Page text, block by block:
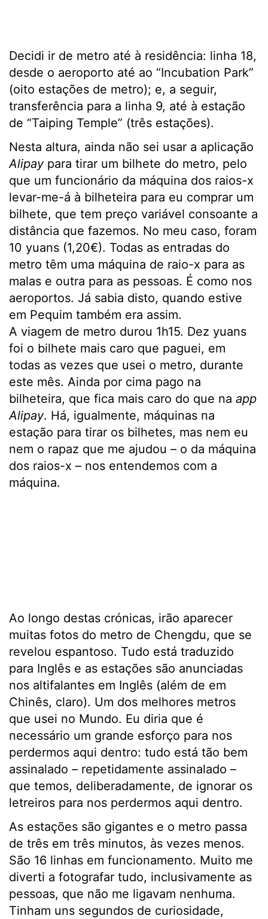
Decidi ir de metro até à residência: linha 18,
desde o aeroporto até ao “Incubation Park”
(oito estações de metro); e, a seguir,
transferência para a linha 9, até à estação
de “Taiping Temple” (três estações).
Nesta altura, ainda não sei usar a aplicação
Alipaypara tirar um bilhete do metro, pelo
que um funcionário da máquina dos raios-x
levar-me-á à bilheteira para eu comprar um
bilhete, que tem preço variável consoante a
distância que fazemos. No meu caso, foram
10 yuans (1,20€). Todas as entradas do
metro têm uma máquina de raio-x para as
malas e outra para as pessoas. É como nos
aeroportos. Já sabia disto, quando estive
em Pequim também era assim.
A viagem de metro durou 1h15. Dez yuans
foi o bilhete mais caro que paguei, em
todas as vezes que usei o metro, durante
este mês. Ainda por cima pago na
bilheteira, que fica mais caro do que na app
Alipay. Há, igualmente, máquinas na
estação para tirar os bilhetes, mas nem eu
nem o rapaz que me ajudou – o da máquina
dos raios-x – nos entendemos com a
máquina.
Ao longo destas crónicas, irão aparecer
muitas fotos do metro de Chengdu, que se
revelou espantoso. Tudo está traduzido
para Inglês e as estações são anunciadas
nos altifalantes em Inglês (além de em
Chinês, claro). Um dos melhores metros
que usei no Mundo. Eu diria que é
necessário um grande esforço para nos
perdermos aqui dentro: tudo está tão bem
assinalado – repetidamente assinalado –
que temos, deliberadamente, de ignorar os
letreiros para nos perdermos aqui dentro.
As estações são gigantes e o metro passa
de três em três minutos, às vezes menos.
São 16 linhas em funcionamento. Muito me
diverti a fotografar tudo, inclusivamente as
pessoas, que não me ligavam nenhuma.
Tinham uns segundos de curiosidade,